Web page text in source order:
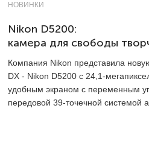
НОВИНКИ
Nikon D5200:
камера для свободы
Компания Nikon представила
DX - Nikon D5200 с 24,1-
удобным экраном с переменным
передовой 39-точечной системой